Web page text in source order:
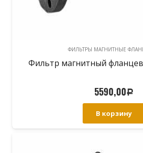
ФИЛЬТРЫ МАГНИТНЫЕ
Фильтр магнитный
5590,00Р
В корзину